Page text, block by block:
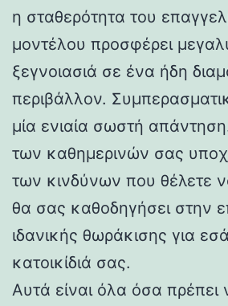
η σταθερότητα του
μοντέλου προσφέρει
ξεγνοιασιά σε ένα ήδη
περιβάλλον.
μία ενιαία σωστή
των καθημερινών σας
των κινδύνων που θέλετε
θα σας καθοδηγήσει στην
ιδανικής θωράκισης για
κατοικίδιά σας.
Αυτά είναι όλα όσα πρέπει